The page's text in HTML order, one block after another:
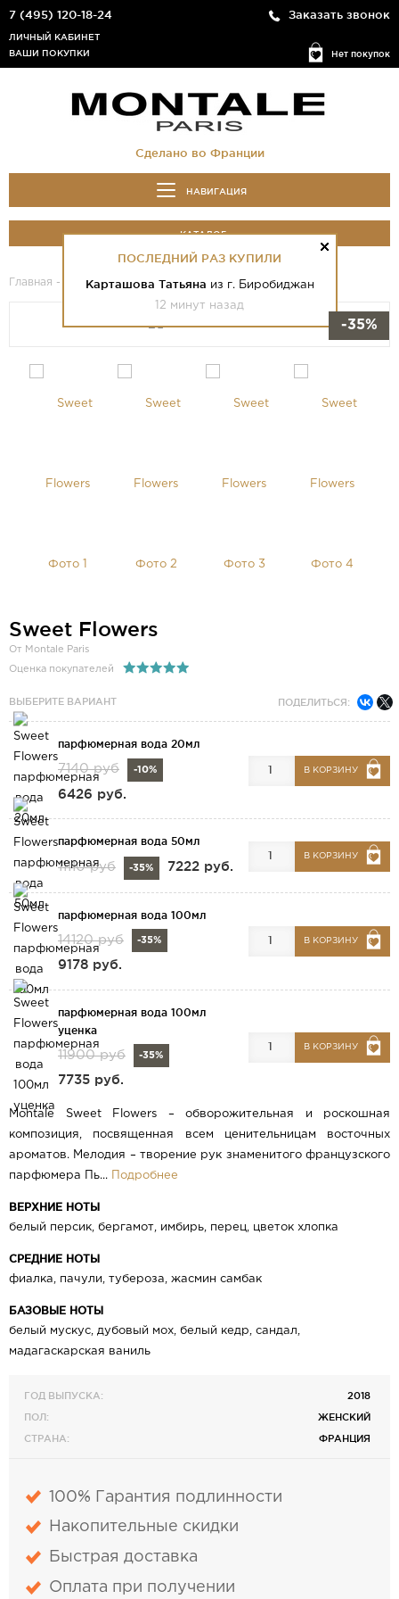
7 (495) 120-18-24 Заказать звонок
Нет покупок
ЛИЧНЫЙ КАБИНЕТ
ВАШИ ПОКУПКИ
Сделано во Франции
НАВИГАЦИЯ
КАТАЛОГ
Главная - Каталог - Sweet Flowers
-35%
ПОСЛЕДНИЙ РАЗ КУПИЛИ
Карташова Татьяна из г. Биробиджан
12 минут назад
Sweet Flowers
От Montale Paris
Оценка покупателей
ВЫБЕРИТЕ ВАРИАНТ ПОДЕЛИТЬСЯ:
парфюмерная вода 20мл
7140 руб -10%
6426 руб.
В КОРЗИНУ
парфюмерная вода 50мл
11110 руб -35% 7222 руб.
В КОРЗИНУ
парфюмерная вода 100мл
14120 руб -35%
9178 руб.
В КОРЗИНУ
парфюмерная вода 100мл
уценка
11900 руб -35%
7735 руб.
В КОРЗИНУ
Montale Sweet Flowers – обворожительная и роскошная
композиция, посвященная всем ценительницам восточных
ароматов. Мелодия – творение рук знаменитого французского
парфюмера Пь... Подробнее
ВЕРХНИЕ НОТЫ
белый персик, бергамот, имбирь, перец, цветок хлопка
СРЕДНИЕ НОТЫ
фиалка, пачули, тубероза, жасмин самбак
БАЗОВЫЕ НОТЫ
белый мускус, дубовый мох, белый кедр, сандал,
мадагаскарская ваниль
ГОД ВЫПУСКА:
2018
ПОЛ:
ЖЕНСКИЙ
СТРАНА:
ФРАНЦИЯ
100% Гарантия подлинности
Накопительные скидки
Быстрая доставка
Оплата при получении